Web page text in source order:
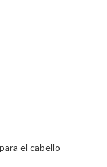
el cabello